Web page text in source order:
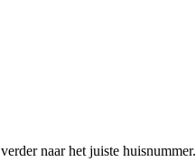
naar het juiste huisnummer.